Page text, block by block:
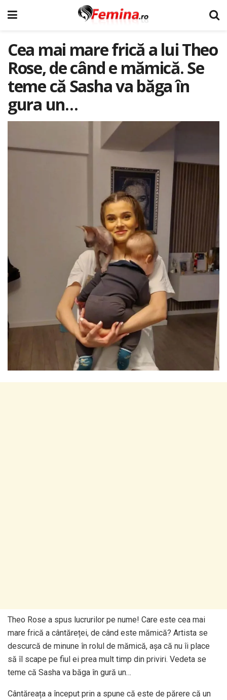
Cea mai mare frică a lui Theo
Rose, de când e mămică. Se
teme că Sasha va băga în
gura un…
Theo Rose a spus lucrurilor pe nume! Care este cea mai
mare frică a cântăreței, de când este mămică? Artista se
descurcă de minune în rolul de mămică, așa că nu îi place
să îl scape pe fiul ei prea mult timp din priviri. Vedeta se
teme că Sasha va băga în gură un…
Cântăreața a început prin a spune că este de părere că un